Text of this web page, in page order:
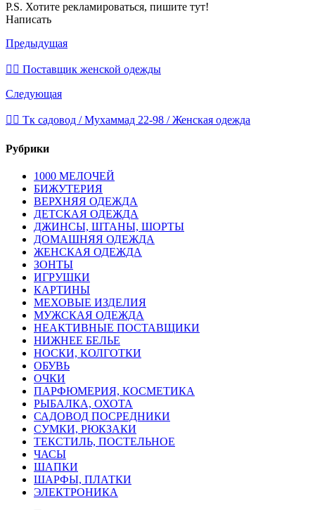
P.S. Хотите рекламироваться, пишите тут!
Написать
Предыдущая
🙋‍♂ Поставщик женской одежды
Следующая
💁‍♂ Тк садовод / Мухаммад 22-98 / Женская одежда
Рубрики
1000 МЕЛОЧЕЙ
БИЖУТЕРИЯ
ВЕРХНЯЯ ОДЕЖДА
ДЕТСКАЯ ОДЕЖДА
ДЖИНСЫ, ШТАНЫ, ШОРТЫ
ДОМАШНЯЯ ОДЕЖДА
ЖЕНСКАЯ ОДЕЖДА
ЗОНТЫ
ИГРУШКИ
КАРТИНЫ
МЕХОВЫЕ ИЗДЕЛИЯ
МУЖСКАЯ ОДЕЖДА
НЕАКТИВНЫЕ ПОСТАВЩИКИ
НИЖНЕЕ БЕЛЬЕ
НОСКИ, КОЛГОТКИ
ОБУВЬ
ОЧКИ
ПАРФЮМЕРИЯ, КОСМЕТИКА
РЫБАЛКА, ОХОТА
САДОВОД ПОСРЕДНИКИ
СУМКИ, РЮКЗАКИ
ТЕКСТИЛЬ, ПОСТЕЛЬНОЕ
ЧАСЫ
ШАПКИ
ШАРФЫ, ПЛАТКИ
ЭЛЕКТРОНИКА